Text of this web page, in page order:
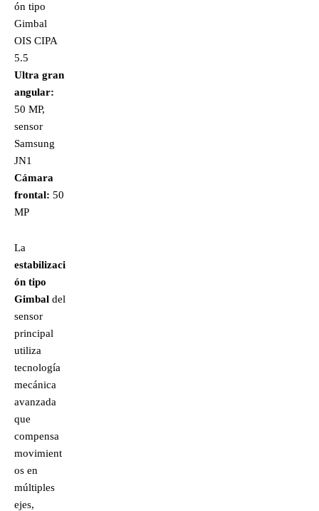
ón tipo
Gimbal
OIS CIPA
5.5
Ultra gran
angular:
50 MP,
sensor
Samsung
JN1
Cámara
frontal: 50
MP
La
estabilizaci
ón tipo
Gimbal del
sensor
principal
utiliza
tecnología
mecánica
avanzada
que
compensa
movimient
os en
múltiples
ejes,